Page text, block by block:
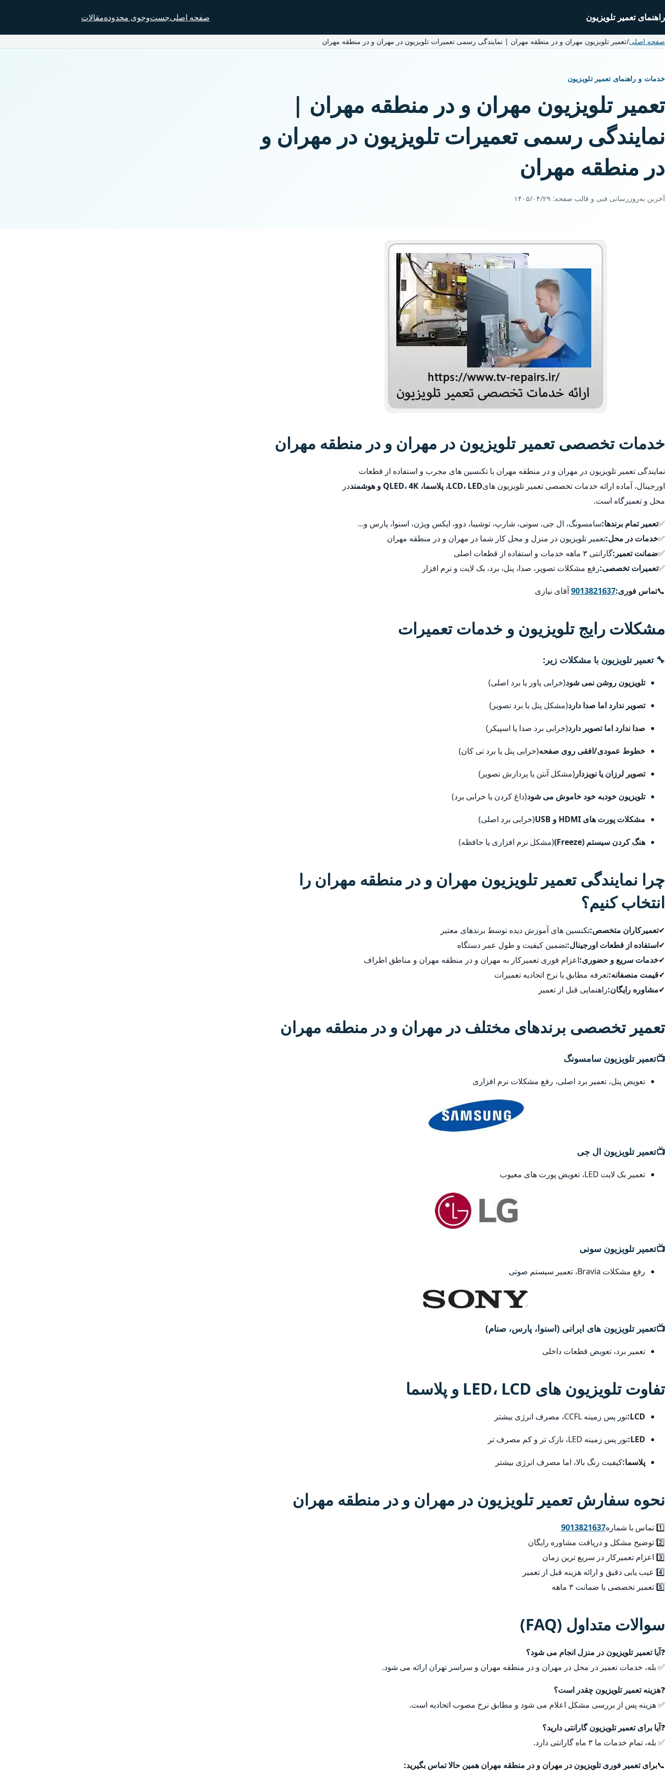
راهنمای تعمیر تلویزیون صفحه اصلیجست‌وجوی محدودهمقالات
صفحه اصلی/تعمیر تلویزیون مهران و در منطقه مهران | نمایندگی رسمی تعمیرات تلویزیون در مهران و در منطقه مهران
خدمات و راهنمای تعمیر تلویزیون
تعمیر تلویزیون مهران و در منطقه مهران |
نمایندگی رسمی تعمیرات تلویزیون در مهران و
در منطقه مهران
آخرین به‌روزرسانی فنی و قالب صفحه: ۱۴۰۵/۰۴/۲۹
خدمات تخصصی تعمیر تلویزیون در مهران و در منطقه مهران
نمایندگی تعمیر تلویزیون در مهران و در منطقه مهران با تکنسین های مجرب و استفاده از قطعات
اورجینال، آماده ارائه خدمات تخصصی تعمیر تلویزیون هایLCD، LED، پلاسما، QLED، 4K و هوشمند
در
محل و تعمیرگاه است.
✅تعمیر تمام برندها:سامسونگ، ال جی، سونی، شارپ، توشیبا، دوو، ایکس ویژن، اسنوا، پارس و...
✅خدمات در محل:تعمیر تلویزیون در منزل و محل کار شما در مهران و در منطقه مهران
✅ضمانت تعمیر:گارانتی ۳ ماهه خدمات و استفاده از قطعات اصلی
✅تعمیرات تخصصی:رفع مشکلات تصویر، صدا، پنل، برد، بک لایت و نرم افزار
📞تماس فوری:9013821637آقای نیازی
مشکلات رایج تلویزیون و خدمات تعمیرات
🔧 تعمیر تلویزیون با مشکلات زیر:
تلویزیون روشن نمی شود(خرابی پاور یا برد اصلی)
تصویر ندارد اما صدا دارد(مشکل پنل یا برد تصویر)
صدا ندارد اما تصویر دارد(خرابی برد صدا یا اسپیکر)
خطوط عمودی/افقی روی صفحه(خرابی پنل یا برد تی کان)
تصویر لرزان یا نویزدار(مشکل آنتن یا پردازش تصویر)
تلویزیون خودبه خود خاموش می شود(داغ کردن یا خرابی برد)
مشکلات پورت های HDMI و USB (خرابی برد اصلی)
هنگ کردن سیستم (Freeze) (مشکل نرم افزاری یا حافظه)
چرا نمایندگی تعمیر تلویزیون مهران و در منطقه مهران را
انتخاب کنیم؟
✔تعمیرکاران متخصص:تکنسین های آموزش دیده توسط برندهای معتبر
✔استفاده از قطعات اورجینال:تضمین کیفیت و طول عمر دستگاه
✔خدمات سریع و حضوری:اعزام فوری تعمیرکار به مهران و در منطقه مهران و مناطق اطراف
✔قیمت منصفانه:تعرفه مطابق با نرخ اتحادیه تعمیرات
✔مشاوره رایگان:راهنمایی قبل از تعمیر
تعمیر تخصصی برندهای مختلف در مهران و در منطقه مهران
📺تعمیر تلویزیون سامسونگ
تعویض پنل، تعمیر برد اصلی، رفع مشکلات نرم افزاری
📺تعمیر تلویزیون ال جی
تعمیر بک لایت LED، تعویض پورت های معیوب
📺تعمیر تلویزیون سونی
رفع مشکلات Bravia، تعمیر سیستم صوتی
📺تعمیر تلویزیون های ایرانی (اسنوا، پارس، صنام)
تعمیر برد، تعویض قطعات داخلی
تفاوت تلویزیون های LED، LCD و پلاسما
LCD: نور پس زمینه CCFL، مصرف انرژی بیشتر
LED: نور پس زمینه LED، نازک تر و کم مصرف تر
پلاسما:کیفیت رنگ بالا، اما مصرف انرژی بیشتر
نحوه سفارش تعمیر تلویزیون در مهران و در منطقه مهران
1️⃣ تماس با شماره
9013821637
2️⃣ توضیح مشکل و دریافت مشاوره رایگان
3️⃣ اعزام تعمیرکار در سریع ترین زمان
4️⃣ عیب یابی دقیق و ارائه هزینه قبل از تعمیر
5️⃣ تعمیر تخصصی با ضمانت ۳ ماهه
سوالات متداول (FAQ)
❓آیا تعمیر تلویزیون در منزل انجام می شود؟
✅ بله، خدمات تعمیر در محل در مهران و در منطقه مهران و سراسر تهران ارائه می شود.
❓هزینه تعمیر تلویزیون چقدر است؟
✅ هزینه پس از بررسی مشکل اعلام می شود و مطابق نرخ مصوب اتحادیه است.
❓آیا برای تعمیر تلویزیون گارانتی دارید؟
✅ بله، تمام خدمات ما ۳ ماه گارانتی دارد.
📞برای تعمیر فوری تلویزیون در مهران و در منطقه مهران همین حالا تماس بگیرید: